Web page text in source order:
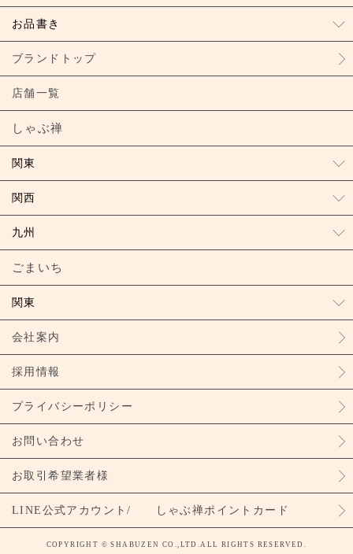
お品書き
ブランドトップ
店舗一覧
しゃぶ禅
関東
関西
九州
ごまいち
関東
会社案内
採用情報
プライバシーポリシー
お問い合わせ
お取引希望業者様
LINE公式アカウント/ しゃぶ禅ポイントカード
COPYRIGHT © SHABUZEN CO.,LTD.ALL RIGHTS RESERVED.